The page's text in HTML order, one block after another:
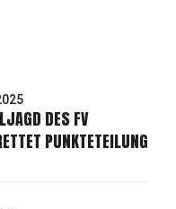
DES FV
PUNKTETEILUNG